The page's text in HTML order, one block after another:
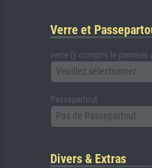
Verre et
verre (y compris le panneau
Veuillez sélectionner
Passepartout
Pas de Passepartout
Divers & Extras